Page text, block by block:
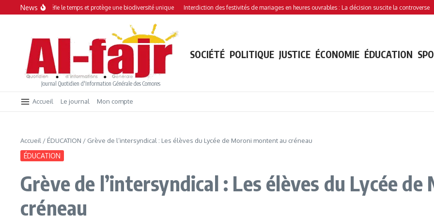
Aller au contenu
News
qui défie le temps et protège une biodiversité unique Interdiction des festivités de mariages en heures ouvrables : La décision suscite la controverse Trafic
Journal Quotidien d'Information Générale des Comores
SOCIÉTÉ POLITIQUE JUSTICE ÉCONOMIE ÉDUCATION
Accueil Le journal Mon compte
Accueil / ÉDUCATION / Grève de l’intersyndical : Les élèves du Lycée de Moroni montent au créneau
ÉDUCATION
Grève de l’intersyndical : Les élèves du Lycée
créneau